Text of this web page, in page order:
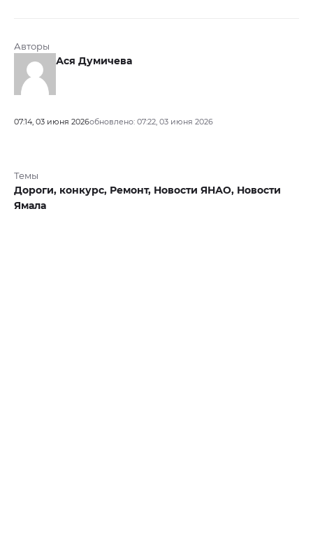
Авторы
Ася Думичева
07:14, 03 июня 2026обновлено: 07:22, 03 июня 2026
Темы
Дороги, конкурс, Ремонт, Новости ЯНАО, Новости
Ямала